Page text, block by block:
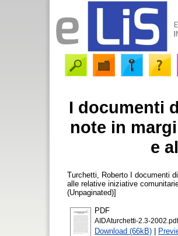
I documenti
note in
e
Turchetti, Roberto I documenti
alle relative iniziative
(Unpaginated)]
PDF
AIDAturchetti-2.3-2002.pdf
Download (66kB) |